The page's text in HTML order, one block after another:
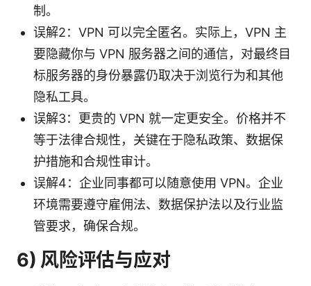
制。
误解2：VPN 可以完全匿名。实际上，VPN 主
要隐藏你与 VPN 服务器之间的通信，对最终目
标服务器的身份暴露仍取决于浏览行为和其他
隐私工具。
误解3：更贵的 VPN 就一定更安全。价格并不
等于法律合规性，关键在于隐私政策、数据保
护措施和合规性审计。
误解4：企业同事都可以随意使用 VPN。企业
环境需要遵守雇佣法、数据保护法以及行业监
管要求，确保合规。
6) 风险评估与应对